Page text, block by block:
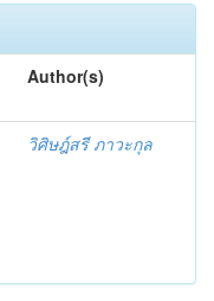
Author(s)
วิศิษฎ์สรี ภาวะกุล